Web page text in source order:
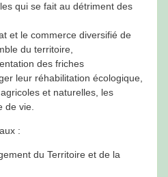
qui se fait au détriment des
et le commerce diversifié de
du territoire,
des friches
leur réhabilitation écologique,
et naturelles, les
de vie.
:
du Territoire et de la